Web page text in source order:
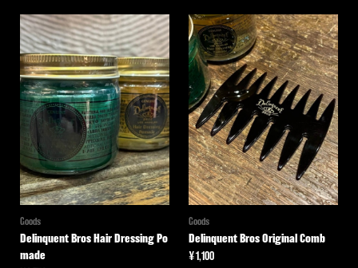
Goods
Delinquent Bros Hair Dressing Po
made
Goods
Delinquent Bros Original Comb
¥1,100